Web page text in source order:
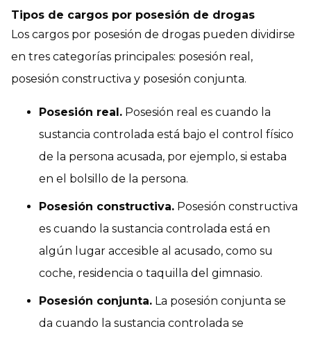
Tipos de cargos por posesión de drogas
Los cargos por posesión de drogas pueden dividirse
en tres categorías principales: posesión real,
posesión constructiva y posesión conjunta.
Posesión real. Posesión real es cuando la
sustancia controlada está bajo el control físico
de la persona acusada, por ejemplo, si estaba
en el bolsillo de la persona.
Posesión constructiva. Posesión constructiva
es cuando la sustancia controlada está en
algún lugar accesible al acusado, como su
coche, residencia o taquilla del gimnasio.
Posesión conjunta. La posesión conjunta se
da cuando la sustancia controlada se